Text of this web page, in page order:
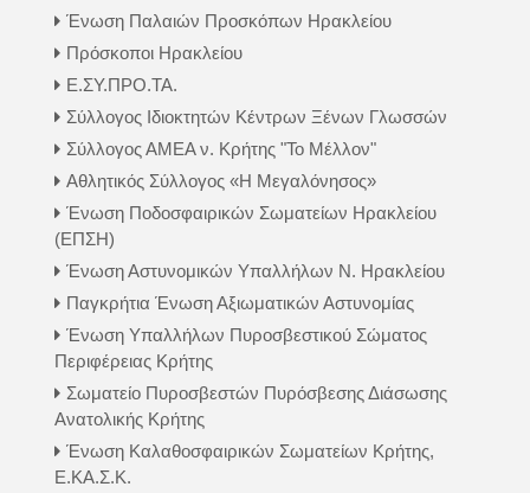
Ένωση Παλαιών Προσκόπων Ηρακλείου
Πρόσκοποι Ηρακλείου
Ε.ΣΥ.ΠΡΟ.ΤΑ.
Σύλλογος Ιδιοκτητών Κέντρων Ξένων Γλωσσών
Σύλλογος ΑΜΕΑ ν. Κρήτης "Το Μέλλον"
Αθλητικός Σύλλογος «Η Μεγαλόνησος»
Ένωση Ποδοσφαιρικών Σωματείων Ηρακλείου
(ΕΠΣΗ)
Ένωση Αστυνομικών Υπαλλήλων Ν. Ηρακλείου
Παγκρήτια Ένωση Αξιωματικών Αστυνομίας
Ένωση Υπαλλήλων Πυροσβεστικού Σώματος
Περιφέρειας Κρήτης
Σωματείο Πυροσβεστών Πυρόσβεσης Διάσωσης
Ανατολικής Κρήτης
Ένωση Καλαθοσφαιρικών Σωματείων Κρήτης,
Ε.ΚΑ.Σ.Κ.